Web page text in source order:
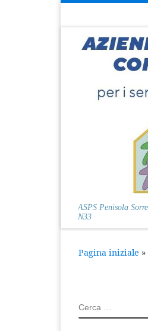
ASPS Penisola
N33
Pagina iniziale »
CERCA